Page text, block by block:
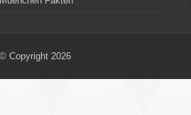
© Copyright 2026